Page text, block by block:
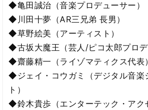
◆亀田誠治（音楽プロデューサー）
◆川田十夢（AR三兄弟 長男）
◆草野絵美（アーティスト）
◆古坂大魔王（芸人/ピコ太郎プロデ
◆齋藤精一（ライゾマティクス代表）
◆ジェイ・コウガミ（デジタル音楽
ト）
◆鈴木貴歩（エンターテック・アク